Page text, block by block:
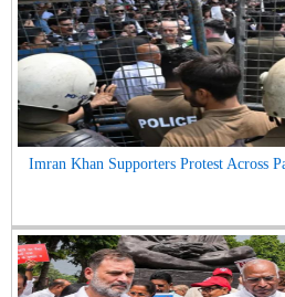
Imran Khan Supporters Protest Across